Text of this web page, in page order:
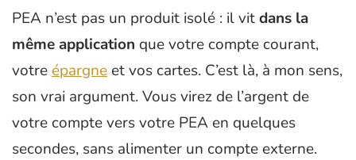
PEA n’est pas un produit isolé : il vitdans la
même application que votre compte courant,
votre épargne et vos cartes. C’est là, à mon sens,
son vrai argument. Vous virez de l’argent de
votre compte vers votre PEA en quelques
secondes, sans alimenter un compte externe.